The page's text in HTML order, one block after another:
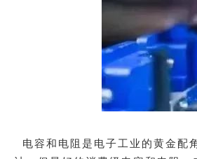
电容和电阻是电子工业的黄金配